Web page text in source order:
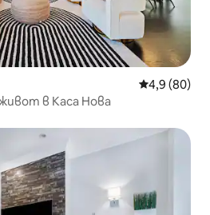
Средна
4,9 (80)
в Каса Нова